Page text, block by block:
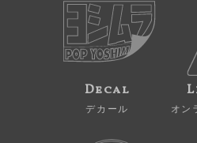
Decal
デカール オン